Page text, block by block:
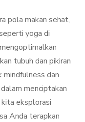
pola makan sehat,
yoga di
tubuh dan pikiran
dan
menciptakan
eksplorasi
Anda terapkan